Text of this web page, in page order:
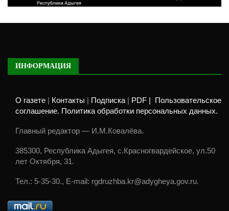
ИНФОРМАЦИЯ
О газете Контакты Подписка PDF |
Пользовательское
соглашение. Политика обработки персональных данных.
Главный редактор — И.М.Ковалёва.
385300, Республика Адыгея, с.Красногвардейское, ул.50
лет Октября, 31.
Тел.: 5-35-30., E-mail: rgdruzhba.kr@adygheya.gov.ru.